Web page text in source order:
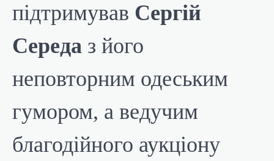
підтримував Сергій
Середа з його
неповторним одеським
гумором, а ведучим
благодійного аукціону